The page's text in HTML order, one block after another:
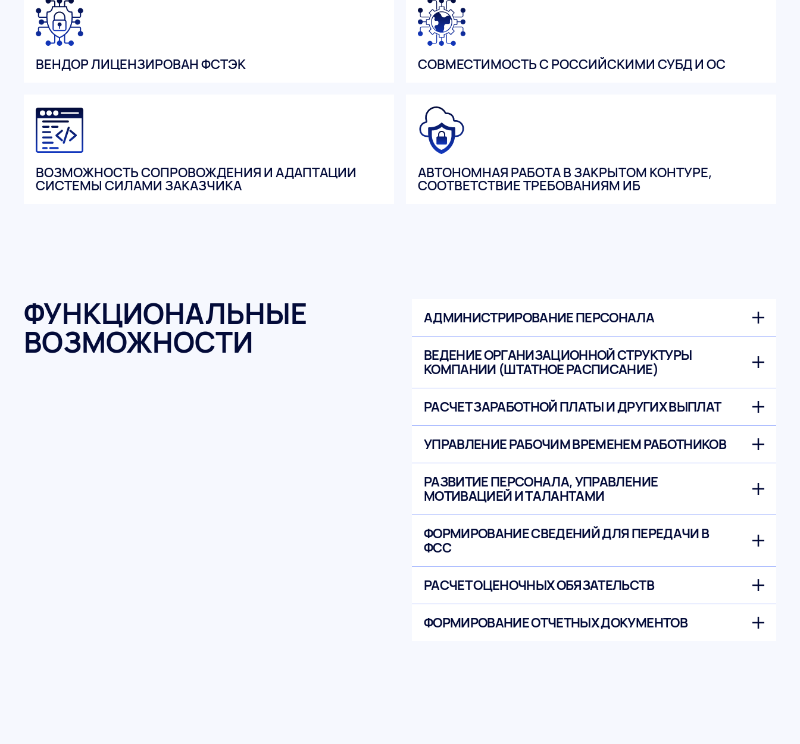
ВЕНДОР ЛИЦЕНЗИРОВАН ФСТЭК СОВМЕСТИМОСТЬ С РОССИЙСКИМИ СУБД И ОС
ВОЗМОЖНОСТЬ СОПРОВОЖДЕНИЯ И АДАПТАЦИИ
СИСТЕМЫ СИЛАМИ ЗАКАЗЧИКА
АВТОНОМНАЯ РАБОТА В ЗАКРЫТОМ КОНТУРЕ,
СООТВЕТСТВИЕ ТРЕБОВАНИЯМ ИБ
ФУНКЦИОНАЛЬНЫЕ
ВОЗМОЖНОСТИ
АДМИНИСТРИРОВАНИЕ ПЕРСОНАЛА
ВЕДЕНИЕ ОРГАНИЗАЦИОННОЙ СТРУКТУРЫ
КОМПАНИИ (ШТАТНОЕ РАСПИСАНИЕ)
РАСЧЕТ ЗАРАБОТНОЙ ПЛАТЫ И ДРУГИХ ВЫПЛАТ
УПРАВЛЕНИЕ РАБОЧИМ ВРЕМЕНЕМ РАБОТНИКОВ
РАЗВИТИЕ ПЕРСОНАЛА, УПРАВЛЕНИЕ
МОТИВАЦИЕЙ И ТАЛАНТАМИ
ФОРМИРОВАНИЕ СВЕДЕНИЙ ДЛЯ ПЕРЕДАЧИ В
ФСС
РАСЧЕТ ОЦЕНОЧНЫХ ОБЯЗАТЕЛЬСТВ
ФОРМИРОВАНИЕ ОТЧЕТНЫХ ДОКУМЕНТОВ